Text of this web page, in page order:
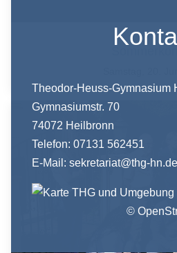
Theodor-Heuss-Gymnasium
Gymnasiumstr. 70
74072 Heilbronn
Telefon: 07131 562451
E-Mail:sekretariat@thg-hn.de
©